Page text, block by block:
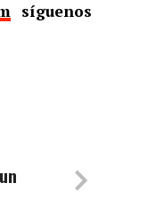
síguenos